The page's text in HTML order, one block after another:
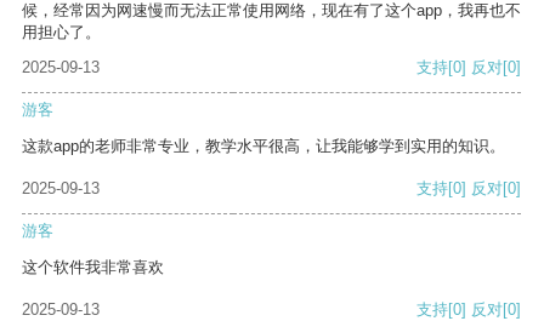
候，经常因为网速慢而无法正常使用网络，现在有了这个app，我再也不
用担心了。
2025-09-13
支持[0] 反对[0]
游客
这款app的老师非常专业，教学水平很高，让我能够学到实用的知识。
2025-09-13 支持[0] 反对[0]
游客
这个软件我非常喜欢
2025-09-13 支持[0] 反对[0]